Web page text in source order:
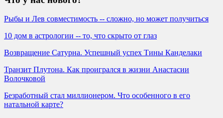
Рыбы и Лев совместимость -- сложно, но может получиться
10 дом в астрологии -- то, что скрыто от глаз
Возвращение Сатурна. Успешный успех Тины Канделаки
Транзит Плутона. Как проигрался в жизни Анастасии
Волочковой
Безработный стал миллионером. Что особенного в его
натальной карте?